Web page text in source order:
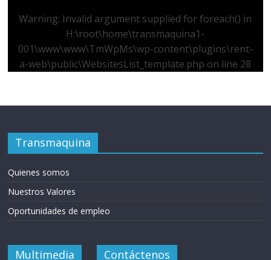
Warning: Invalid argument supplied for foreach() in
H:\root\home\transmaquina1-
001\www\www\TmWpMs\wp-content\plugins\rent-
a-web\public\WebsitesList_template.php on line 28
Transmaquina
Quienes somos
Nuestros Valores
Oportunidades de empleo
Multimedia Contáctenos